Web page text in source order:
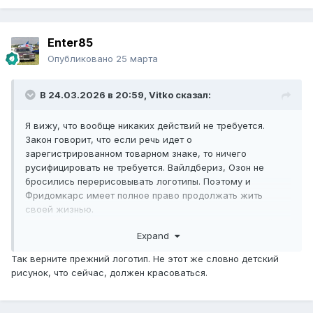
Enter85
Опубликовано 25 марта
В 24.03.2026 в 20:59, Vitko сказал:
Я вижу, что вообще никаких действий не требуется.
Закон говорит, что если речь идет о
зарегистрированном товарном знаке, то ничего
русифицировать не требуется. Вайлдбериз, Озон не
бросились перерисовывать логотипы. Поэтому и
Фридомкарс имеет полное право продолжать жить
своей жизнью.
Expand
Так верните прежний логотип. Не этот же словно детский
рисунок, что сейчас, должен красоваться.